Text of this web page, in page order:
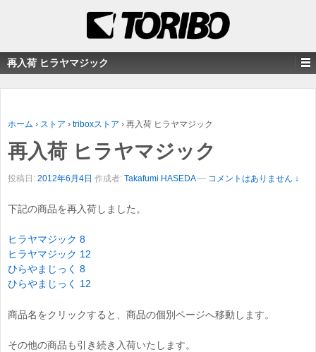
再入荷 ヒラヤマジック
ホーム › ストア › triboxストア › 再入荷 ヒラヤマジック
再入荷 ヒラヤマジック
投稿日: 2012年6月4日 作成者: Takafumi HASEDA — コメントはありません ↓
下記の商品を再入荷しました。
ヒラヤマジック 8
ヒラヤマジック 12
ひらやまじっく 8
ひらやまじっく 12
商品名をクリックすると、商品の個別ページへ移動します。
その他の商品も引き続き入荷いたします。